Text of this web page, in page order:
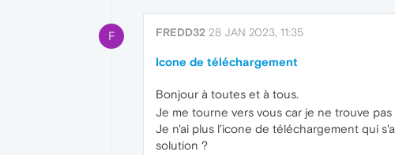
F FREDD32 28 JAN 2023, 11:35
Icone de téléchargement
Bonjour à toutes et à tous.
Je me tourne vers vous car je ne trouve
Je n'ai plus l'icone de téléchargement qui
solution ?